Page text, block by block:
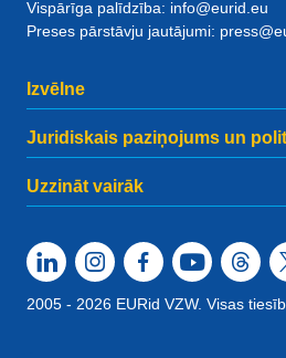
Vispārīga palīdzība: info@eurid.eu
Preses pārstāvju jautājumi:
Izvēlne
Juridiskais paziņojums un
Uzzināt vairāk
2005 - 2026 EURid VZW. Visas